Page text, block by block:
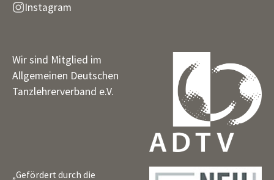
Instagram
Wir sind Mitglied im
Allgemeinen Deutschen
Tanzlehrerverband e.V.
„Gefördert durch die